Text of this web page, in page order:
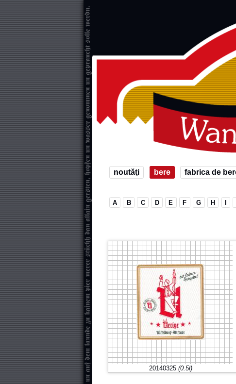
noutăţi bere fabrica de
A B C D E F G H
20140325 (0.5l)